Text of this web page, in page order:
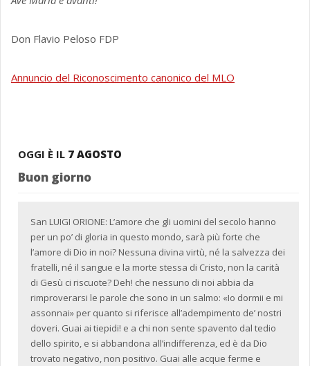
Don Flavio Peloso FDP
Annuncio del Riconoscimento canonico del MLO
OGGI È IL 7 AGOSTO
Buon giorno
San LUIGI ORIONE: L’amore che gli uomini del secolo hanno
per un po’ di gloria in questo mondo, sarà più forte che
l’amore di Dio in noi? Nessuna divina virtù, né la salvezza dei
fratelli, né il sangue e la morte stessa di Cristo, non la carità
di Gesù ci riscuote? Deh! che nessuno di noi abbia da
rimproverarsi le parole che sono in un salmo: «Io dormii e mi
assonnai» per quanto si riferisce all’adempimento de’ nostri
doveri. Guai ai tiepidi! e a chi non sente spavento dal tedio
dello spirito, e si abbandona all’indifferenza, ed è da Dio
trovato negativo, non positivo. Guai alle acque ferme e